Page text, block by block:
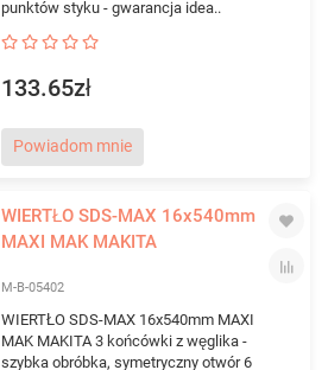
punktów styku - gwarancja idea..
133.65zł
Powiadom mnie
WIERTŁO SDS-MAX 16x540mm
MAXI MAK MAKITA
M-B-05402
WIERTŁO SDS-MAX 16x540mm MAXI
MAK MAKITA 3 końcówki z węglika -
szybka obróbka, symetryczny otwór 6